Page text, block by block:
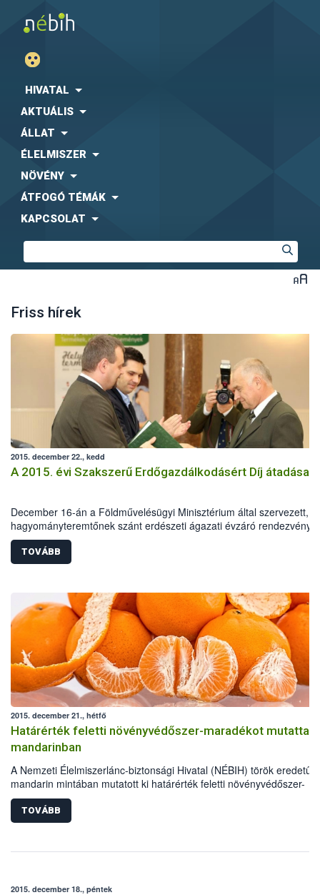
HIVATAL
AKTUÁLIS
ÁLLAT
ÉLELMISZER
NÖVÉNY
ÁTFOGÓ TÉMÁK
KAPCSOLAT
Friss hírek
2015. december 22., kedd
A 2015. évi Szakszerű Erdőgazdálkodásért Díj átadása
December 16-án a Földművelésügyi Minisztérium által szervezett,
hagyományteremtőnek szánt erdészeti ágazati évzáró rendezvény
keretében került sor a „Szakszerű Erdőgazdálkodásért Díj”
TOVÁBB
2015. december 21., hétfő
Határérték feletti növényvédőszer-maradékot mutattak ki
mandarinban
A Nemzeti Élelmiszerlánc-biztonsági Hivatal (NÉBIH) török eredetű
mandarin mintában mutatott ki határérték feletti növényvédőszer-
maradékot. Az ügyben a hatóság eljárást indított, mely jelenleg is
folyamatban van.
TOVÁBB
2015. december 18., péntek